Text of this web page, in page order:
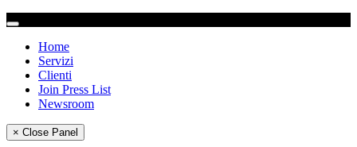
Home
Servizi
Clienti
Join Press List
Newsroom
× Close Panel